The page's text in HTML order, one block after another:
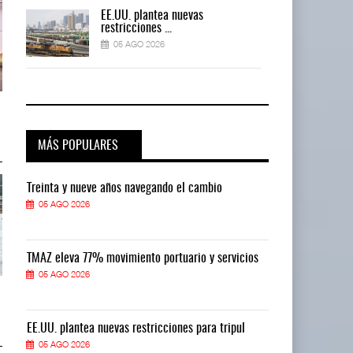
ExxonMobil lleva mantenimiento
05 AGO 2026
04 AGO 2026
ExxonMobil lleva mantenimiento
04 AGO 2026
EE.UU. plantea nuevas
restricciones ...
05 AGO 2026
MÁS POPULARES
Treinta y nueve años navegando el cambio
05 AGO 2026
TMAZ eleva 77% movimiento portuario y servicios
05 AGO 2026
EE.UU. plantea nuevas restricciones para tripul
05 AGO 2026